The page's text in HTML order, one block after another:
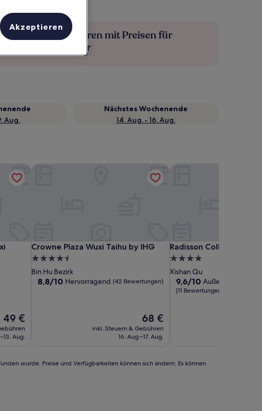
Mehr sparen mit Preisen für
Mitglieder
Aug.
Nächstes Wochenende
14. Aug. - 16. Aug.
Der
Preis
beträgt
49 €
Aug.
Crowne Plaza Wuxi Taihu by IHG
Crowne Plaza Wuxi Taihu by IHG
4.5-
Sterne-
Unterkunft
Bin Hu Bezirk
8.8
8,8/10 Hervorragend (42 Bewertungen)
Der
Preis
beträgt
68 €
inkl. Steuern & Gebühren
16. Aug.–17. Aug.
Radisson Collection,
Radisson Collection,
4.0-
Sterne-
Unterkunft
Xishan Qu
9.6
von
9,6/10 Außergewöhnlich
(11 Bewertungen)
wurde. Preise und Verfügbarkeiten können sich ändern. Es können
Akzeptieren